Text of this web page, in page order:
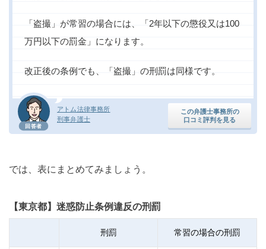
回答者
アトム法律事務所
刑事弁護士
この弁護士事務所の
口コミ評判を見る
「盗撮」が常習の場合には、「2年以下の懲役又は100
万円以下の罰金」になります。
改正後の条例でも、「盗撮」の刑罰は同様です。
では、表にまとめてみましょう。
【東京都】迷惑防止条例違反の刑罰
刑罰 常習の場合の刑罰